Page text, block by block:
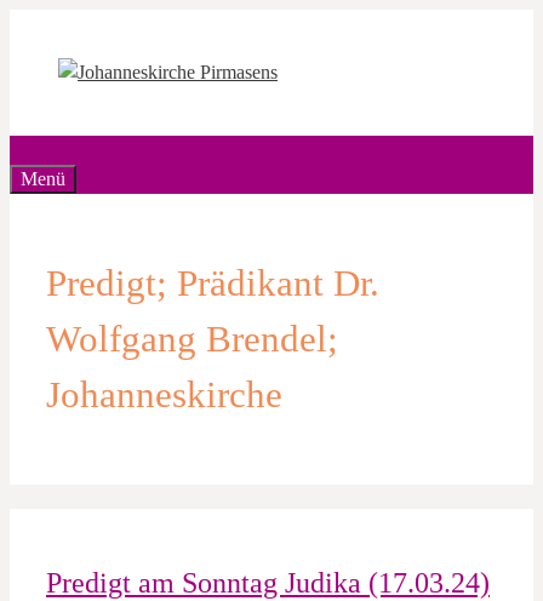
springen
Menü
Predigt; Prädikant Dr.
Wolfgang Brendel;
Johanneskirche
Predigt am Sonntag Judika (17.03.24)